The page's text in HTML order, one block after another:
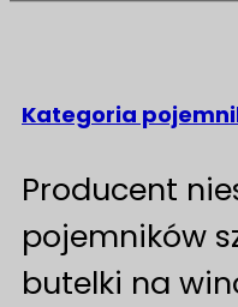
Kategoria
Producent
pojemników
butelki na